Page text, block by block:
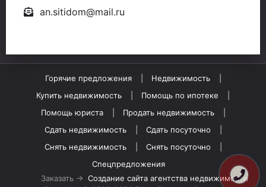
an.sitidom@mail.ru
Горячие предложения
Недвижимость
Купить недвижимость
Помощь по ипотеке
Помощь юриста
Продать недвижимость
Сдать недвижимость
Сдать посуточно
Снять недвижимость
Снять посуточно
Спецпредложения
Заказать → Создание сайта агентства недвижимости